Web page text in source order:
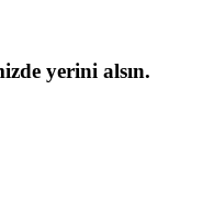
yerini alsın.